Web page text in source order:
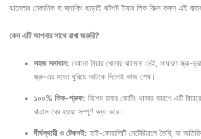
ঝামেলার মেকানিক বা জ্যাকিং ছাড়াই ঝটপট টায়ার লিক ফিক্স করুন এই
কেন এটি আপনার সাথে রাখা জরুরি?
সহজ সমাধান: কোনো টায়ার খোলার ঝামেলা নেই, সাধারণ স্ক্রু-
স্ক্রু-এর মতো ঘুরিয়ে আটকে দিলেই কাজ শেষ।
১০০% লিক-প্রুফ: বিশেষ রাবার কোটিং থাকার কারণে এটি
বাতাস বের হওয়া সম্পূর্ণ বন্ধ করে।
দীর্ঘস্থায়ী ও টেকসই: হাই-কোয়ালিটি মেটেরিয়ালে তৈরি, যা